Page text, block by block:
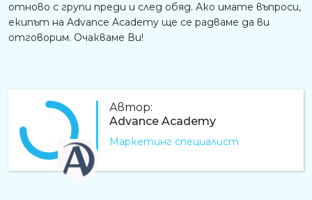
отново с групи преди и след обяд. Ако имате въпроси,
екипът на Advance Academy ще се радваме да ви
отговорим. Очакваме Ви!
AA
Автор:
Advance Academy
Маркетинг специалист